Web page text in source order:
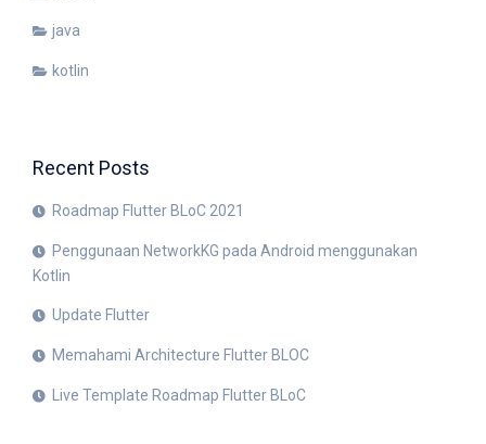
java
kotlin
Recent Posts
Roadmap Flutter BLoC 2021
Penggunaan NetworkKG pada Android menggunakan
Kotlin
Update Flutter
Memahami Architecture Flutter BLOC
Live Template Roadmap Flutter BLoC